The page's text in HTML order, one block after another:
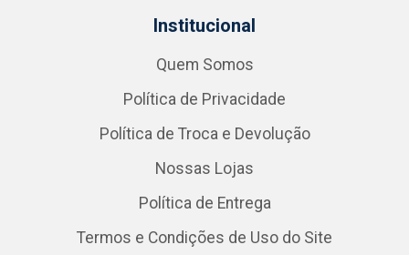
Institucional
Quem Somos
Política de Privacidade
Política de Troca e Devolução
Nossas Lojas
Política de Entrega
Termos e Condições de Uso do Site